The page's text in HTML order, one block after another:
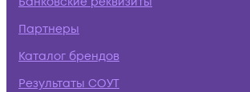
Партнеры
Каталог брендов
Результаты СОУТ